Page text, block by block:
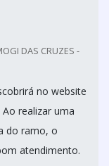
DAS CRUZES -
no website
realizar uma
do ramo, o
atendimento.